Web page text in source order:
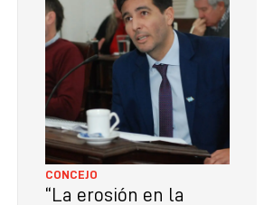
CONCEJO
“La erosión en la